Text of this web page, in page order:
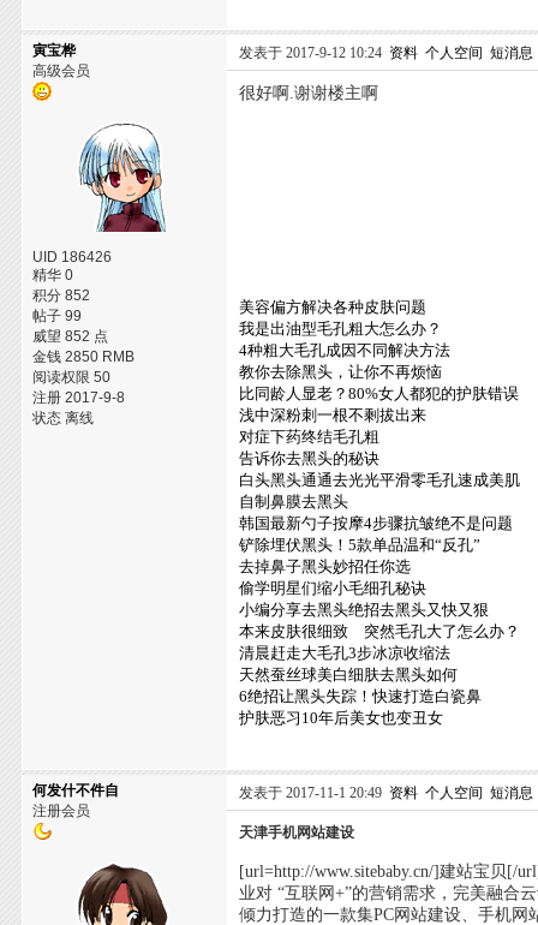
寅宝桦
高级会员
UID 186426
精华 0
积分 852
帖子 99
威望 852 点
金钱 2850 RMB
阅读权限 50
注册 2017-9-8
状态 离线
发表于 2017-9-12 10:24 资料 个人空间 短消息
很好啊.谢谢楼主啊
美容偏方解决各种皮肤问题
我是出油型毛孔粗大怎么办？
4种粗大毛孔成因不同解决方法
教你去除黑头，让你不再烦恼
比同龄人显老？80%女人都犯的护肤错误
浅中深粉刺一根不剩拔出来
对症下药终结毛孔粗
告诉你去黑头的秘诀
白头黑头通通去光光平滑零毛孔速成美肌
自制鼻膜去黑头
韩国最新勺子按摩4步骤抗皱绝不是问题
铲除埋伏黑头！5款单品温和“反孔”
去掉鼻子黑头妙招任你选
偷学明星们缩小毛细孔秘诀
小编分享去黑头绝招去黑头又快又狠
本来皮肤很细致 突然毛孔大了怎么办？
清晨赶走大毛孔3步冰凉收缩法
天然蚕丝球美白细肤去黑头如何
6绝招让黑头失踪！快速打造白瓷鼻
护肤恶习10年后美女也变丑女
何发什不件自
注册会员
发表于 2017-11-1 20:49 资料 个人空间 短消息
天津手机网站建设
[url=http://www.sitebaby.cn/]建站宝贝[/
业对 “互联网+”的营销需求，完美融合
倾力打造的一款集PC网站建设、手机